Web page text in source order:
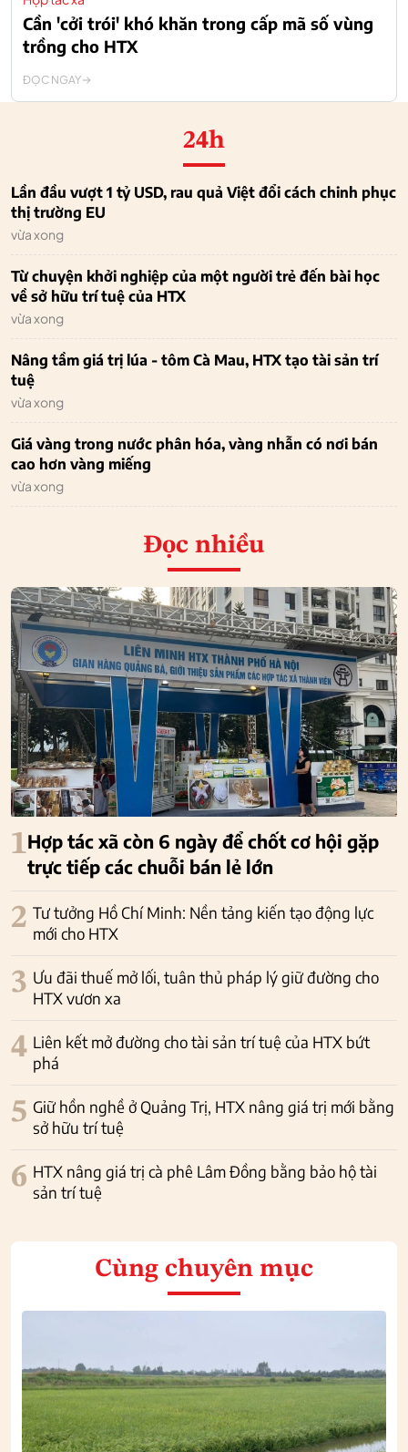
Cần 'cởi trói' khó khăn trong cấp mã số vùng
trồng cho HTX
ĐỌC NGAY
24h
Lần đầu vượt 1 tỷ USD, rau quả Việt đổi cách chinh phục
thị trường EU
vừa xong
Từ chuyện khởi nghiệp của một người trẻ đến bài học
về sở hữu trí tuệ của HTX
vừa xong
Nâng tầm giá trị lúa - tôm Cà Mau, HTX tạo tài sản trí
tuệ
vừa xong
Giá vàng trong nước phân hóa, vàng nhẫn có nơi bán
cao hơn vàng miếng
vừa xong
Đọc nhiều
1Hợp tác xã còn 6 ngày để chốt cơ hội gặp
trực tiếp các chuỗi bán lẻ lớn
2 Tư tưởng Hồ Chí Minh: Nền tảng kiến tạo động lực
mới cho HTX
3 Ưu đãi thuế mở lối, tuân thủ pháp lý giữ đường cho
HTX vươn xa
4 Liên kết mở đường cho tài sản trí tuệ của HTX bứt
phá
5 Giữ hồn nghề ở Quảng Trị, HTX nâng giá trị mới bằng
sở hữu trí tuệ
6 HTX nâng giá trị cà phê Lâm Đồng bằng bảo hộ tài
sản trí tuệ
Cùng chuyên mục